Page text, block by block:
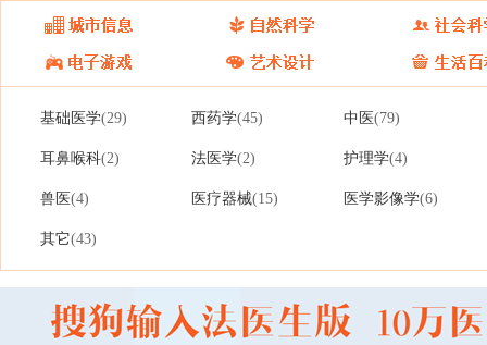
基础医学(29) 西药学(45) 中医(79)
耳鼻喉科(2) 法医学(2) 护理学(4)
兽医(4) 医疗器械(15) 医学影像学(6)
其它(43)